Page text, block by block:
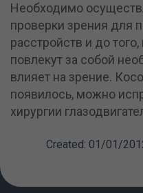
Необходимо
проверки зрения для
расстройств и до
повлекут за собой
влияет на зрение.
появилось, можно
хирургии
Created: 01/01/